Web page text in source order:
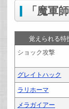
「魔軍
覚えられる特
ショック攻撃
グレイトハック
ラリホーマ
メラガイアー